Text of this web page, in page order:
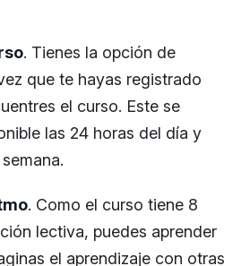
. Tienes la opción de
que te hayas registrado
el curso. Este se
las 24 horas del día y
. Como el curso tiene 8
lectiva, puedes aprender
el aprendizaje con otras